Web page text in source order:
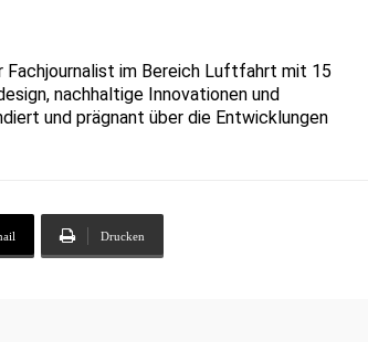
im Bereich Luftfahrt mit 15
nachhaltige Innovationen und
und prägnant über die Entwicklungen
Drucken